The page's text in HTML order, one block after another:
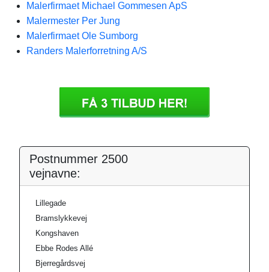
Malerfirmaet Michael Gommesen ApS
Malermester Per Jung
Malerfirmaet Ole Sumborg
Randers Malerforretning A/S
Postnummer 2500
vejnavne:
Lillegade
Bramslykkevej
Kongshaven
Ebbe Rodes Allé
Bjerregårdsvej